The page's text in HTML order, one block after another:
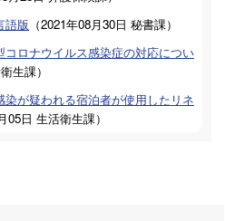
語版 （2021年08月30日 秘書課）
ロナウイルス感染症の対応につい
生課）
が疑われる宿泊者が使用したリネ
05日 生活衛生課）